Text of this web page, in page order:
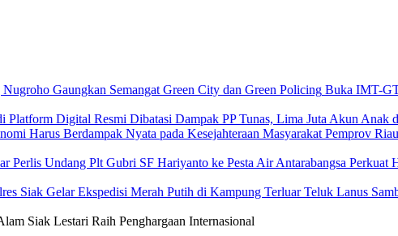
Buka IMT-
Dampak PP Tunas, Lima Juta Akun Anak
Pemprov
Perkuat
Siak Lestari Raih Penghargaan Internasional